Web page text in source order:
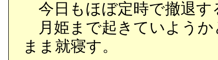
一のことが好き──を打
気持ちに気づいていたこ
人なのだった。
今日もほぼ定時で撤退す
月姫まで起きていようか
まま就寝す。